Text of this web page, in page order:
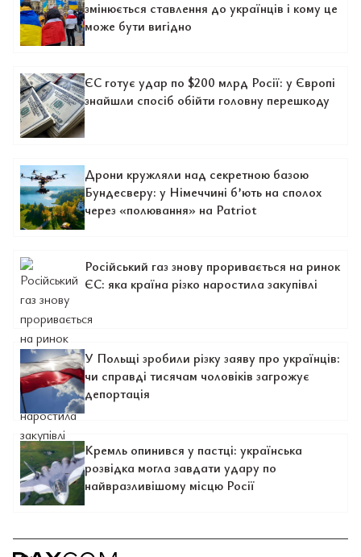
змінюється ставлення до українців і кому це
може бути вигідно
ЄС готує удар по $200 млрд Росії: у Європі
знайшли спосіб обійти головну перешкоду
Дрони кружляли над секретною базою
Бундесверу: у Німеччині б’ють на сполох
через «полювання» на Patriot
Російський газ знову проривається на ринок
ЄС: яка країна різко наростила закупівлі
У Польщі зробили різку заяву про українців:
чи справді тисячам чоловіків загрожує
депортація
Кремль опинився у пастці: українська
розвідка могла завдати удару по
найвразливішому місцю Росії